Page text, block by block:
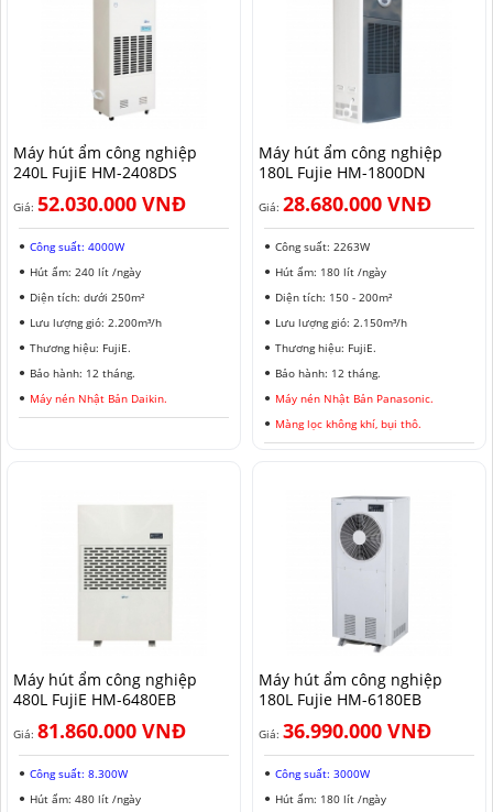
Máy hút ẩm công nghiệp
240L FujiE HM-2408DS​
Giá: 52.030.000 VNĐ
Công suất: 4000W
Hút ẩm: 240 lít /ngày
Diện tích: dưới 250m²
Lưu lượng gió: 2.200m³/h
Thương hiệu: FujiE.
Bảo hành: 12 tháng.
Máy nén Nhật Bản Daikin.
Máy hút ẩm công nghiệp
180L Fujie HM-1800DN
Giá: 28.680.000 VNĐ
Công suất: 2263W
Hút ẩm: 180 lít /ngày
Diện tích: 150 - 200m²
Lưu lượng gió: 2.150m³/h
Thương hiệu: FujiE.
Bảo hành: 12 tháng.
Máy nén Nhật Bản Panasonic.
Màng lọc không khí, bụi thô.
Máy hút ẩm công nghiệp
480L FujiE HM-6480EB
Giá: 81.860.000 VNĐ
Công suất: 8.300W
Hút ẩm: 480 lít /ngày
Máy hút ẩm công nghiệp
180L Fujie HM-6180EB
Giá: 36.990.000 VNĐ
Công suất: 3000W
Hút ẩm: 180 lít /ngày